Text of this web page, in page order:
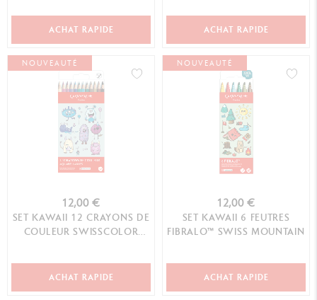
ACHAT RAPIDE ACHAT RAPIDE
NOUVEAUTÉ
12,00 €
SET KAWAII 12 CRAYONS DE
COULEUR SWISSCOLOR
ACHAT RAPIDE
NOUVEAUTÉ
12,00 €
SET KAWAII 6 FEUTRES
FIBRALO™ SWISS MOUNTAIN
ACHAT RAPIDE